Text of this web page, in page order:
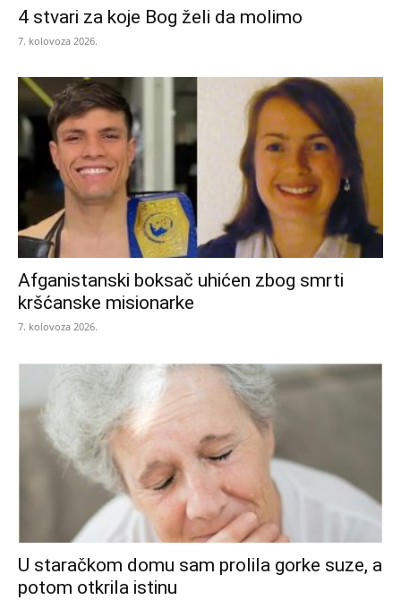
4 stvari za koje Bog želi da molimo
7. kolovoza 2026.
Afganistanski boksač uhićen zbog smrti
kršćanske misionarke
7. kolovoza 2026.
U staračkom domu sam prolila gorke suze, a
potom otkrila istinu